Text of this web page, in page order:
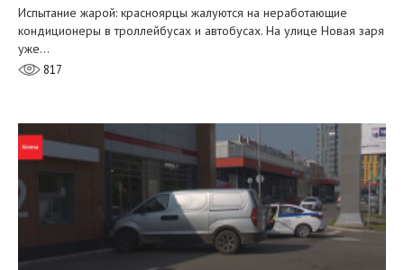
Испытание жарой: красноярцы жалуются на неработающие
кондиционеры в троллейбусах и автобусах. На улице Новая заря
уже…
817